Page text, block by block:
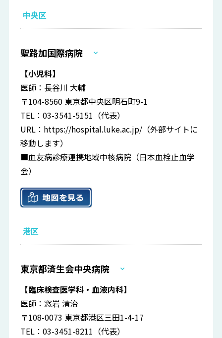
中央区
聖路加国際病院
【小児科】
医師：長谷川 大輔
〒104-8560 東京都中央区明石町9-1
TEL：03-3541-5151（代表）
URL： https://hospital.luke.ac.jp/ （外部サイトに
移動します）
■血友病診療連携地域中核病院（日本血栓止血学
会）
港区
東京都済生会中央病院
【臨床検査医学科・血液内科】
医師：窓岩 清治
〒108-0073 東京都港区三田1-4-17
TEL：03-3451-8211（代表）